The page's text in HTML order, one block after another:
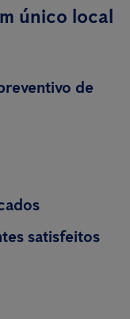
único local
de
satisfeitos